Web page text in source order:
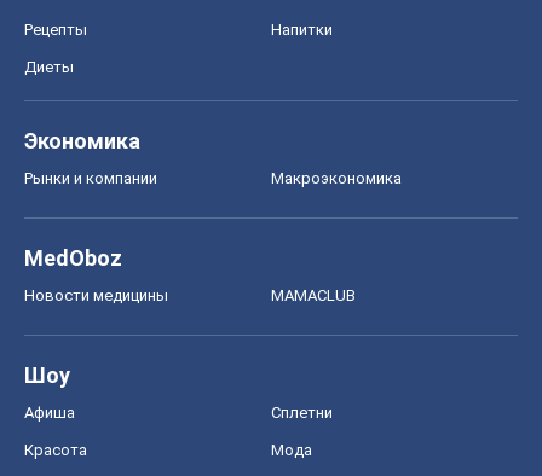
Рецепты Напитки
Диеты
Экономика
Рынки и компании Mакроэкономика
MedOboz
Новости медицины MAMACLUB
Шоу
Афиша Сплетни
Красота Мода